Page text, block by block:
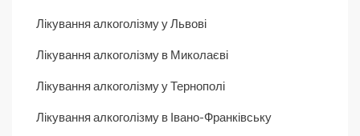
Лікування алкоголізму у Львові
Лікування алкоголізму в Миколаєві
Лікування алкоголізму у Тернополі
Лікування алкоголізму в Івано-Франківську